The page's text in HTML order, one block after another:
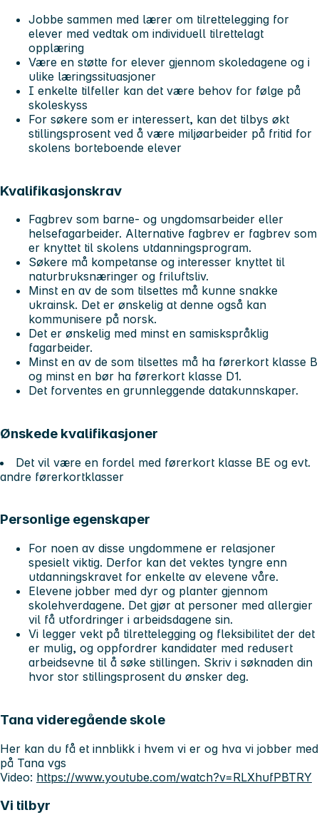
Jobbe sammen med lærer om tilrettelegging for
elever med vedtak om individuell tilrettelagt
opplæring
Være en støtte for elever gjennom skoledagene og i
ulike læringssituasjoner
I enkelte tilfeller kan det være behov for følge på
skoleskyss
For søkere som er interessert, kan det tilbys økt
stillingsprosent ved å være miljøarbeider på fritid for
skolens borteboende elever
Kvalifikasjonskrav
Fagbrev som barne- og ungdomsarbeider eller
helsefagarbeider. Alternative fagbrev er fagbrev som
er knyttet til skolens utdanningsprogram.
Søkere må kompetanse og interesser knyttet til
naturbruksnæringer og friluftsliv.
Minst en av de som tilsettes må kunne snakke
ukrainsk. Det er ønskelig at denne også kan
kommunisere på norsk.
Det er ønskelig med minst en samiskspråklig
fagarbeider.
Minst en av de som tilsettes må ha førerkort klasse B
og minst en bør ha førerkort klasse D1.
Det forventes en grunnleggende datakunnskaper.
Ønskede kvalifikasjoner
Det vil være en fordel med førerkort klasse BE og evt.
andre førerkortklasser
Personlige egenskaper
For noen av disse ungdommene er relasjoner
spesielt viktig. Derfor kan det vektes tyngre enn
utdanningskravet for enkelte av elevene våre.
Elevene jobber med dyr og planter gjennom
skolehverdagene. Det gjør at personer med allergier
vil få utfordringer i arbeidsdagene sin.
Vi legger vekt på tilrettelegging og fleksibilitet der det
er mulig, og oppfordrer kandidater med redusert
arbeidsevne til å søke stillingen. Skriv i søknaden din
hvor stor stillingsprosent du ønsker deg.
Tana videregående skole
Her kan du få et innblikk i hvem vi er og hva vi jobber med
på Tana vgs
Video: https://www.youtube.com/watch?v=RLXhufPBTRY
Vi tilbyr